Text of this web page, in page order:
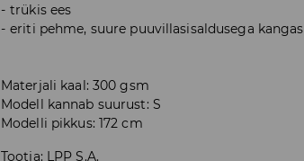
trükis ees
eriti pehme, suure puuvillasisaldusega kangas
Materjali kaal: 300 gsm
Modell kannab suurust: S
Modelli pikkus: 172 cm
Tootja: LPP S.A.